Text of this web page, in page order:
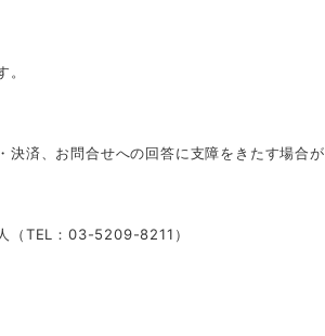
決済、お問合せへの回答に支障をきたす場合が
（TEL：03-5209-8211）